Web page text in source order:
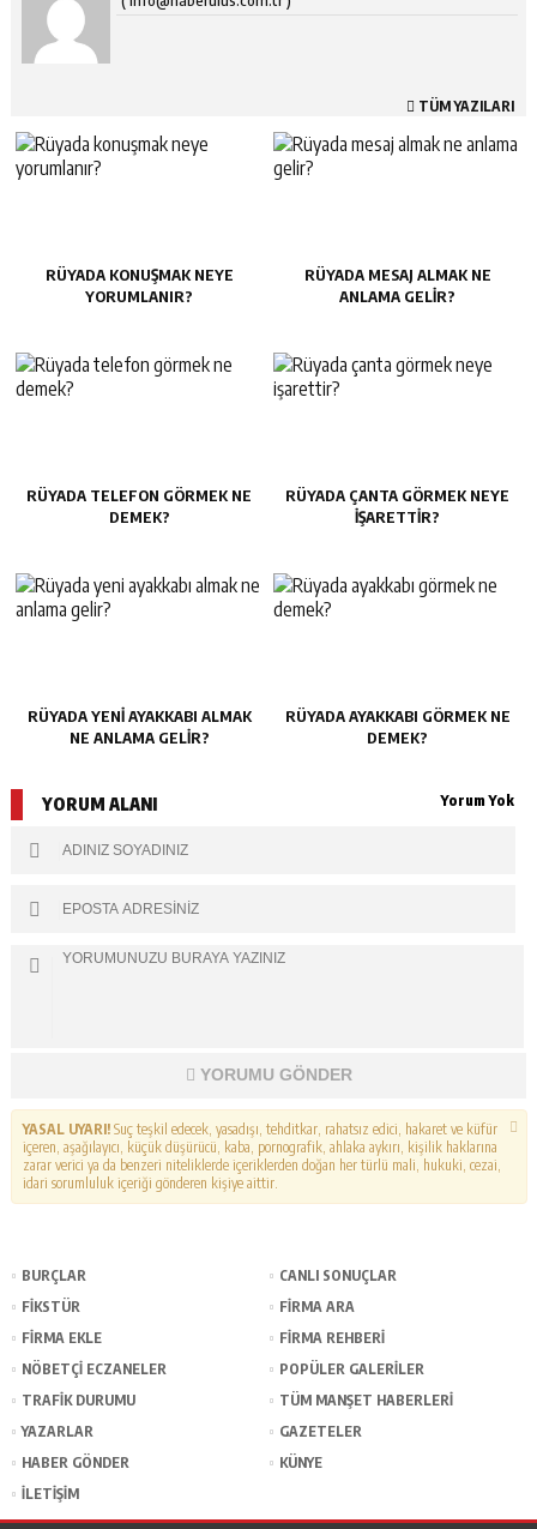
TÜM YAZILARI
RÜYADA KONUŞMAK NEYE
YORUMLANIR?
RÜYADA MESAJ ALMAK NE
ANLAMA GELIR?
RÜYADA TELEFON GÖRMEK NE
DEMEK?
RÜYADA ÇANTA GÖRMEK NEYE
IŞARETTIR?
RÜYADA YENI AYAKKABI ALMAK
NE ANLAMA GELIR?
RÜYADA AYAKKABI GÖRMEK NE
DEMEK?
YORUM ALANI Yorum Yok
YORUMU GÖNDER
YASAL UYARI!Suç teşkil edecek, yasadışı, tehditkar, rahatsız edici, hakaret ve küfür
içeren, aşağılayıcı, küçük düşürücü, kaba, pornografik, ahlaka aykırı, kişilik haklarına
zarar verici ya da benzeri niteliklerde içeriklerden doğan her türlü mali, hukuki, cezai,
idari sorumluluk içeriği gönderen kişiye aittir.
BURÇLAR
CANLI SONUÇLAR
FİKSTÜR
FİRMA ARA
FİRMA EKLE
FİRMA REHBERİ
NÖBETÇİ ECZANELER
POPÜLER GALERİLER
TRAFİK DURUMU
TÜM MANŞET HABERLERİ
YAZARLAR
GAZETELER
HABER GÖNDER
KÜNYE
İLETİŞİM